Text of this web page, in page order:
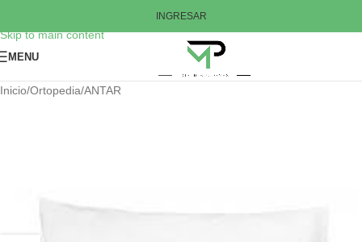
Skip to main content
INGRESAR
MENU
Inicio/Ortopedia/ANTAR